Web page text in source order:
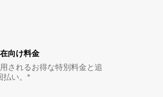
向け料金
されるお得な特別料金と追
払い。*